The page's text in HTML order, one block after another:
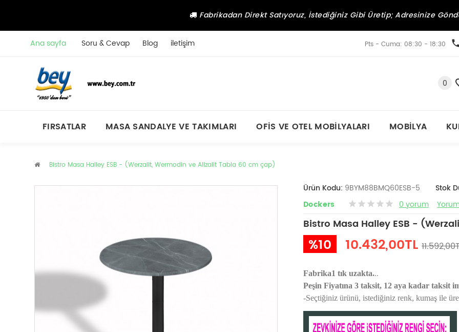
Fabrikadan Direkt Satıyoruz, İstediğiniz Gibi Üretip; Adresinize
Ana sayfa Soru & Cevap Blog iletişim Pts - Cuma: 08:30 - 18:30
0
FIRSATLAR MASA SANDALYE VE TAKIMLARI OFIS VE OTEL MOBILYALARI MOBILYA
Bistro Masa Halley ESB - (Werzalit, Wermodin ve Allzalit Tabla 60 cm çap)
Ürün Kodu: 9BYM88BMQ60ESB-5 Stok
Dockers
0 yorum
Bistro Masa Halley ESB -
%10 10.432,00TL
Fabrika1 tık uzakta...
Peşin Fiyatına 3 taksit, 12 aya kadar taksit
-Seçtiğiniz ürünü, istediğiniz renk, kumaş ile